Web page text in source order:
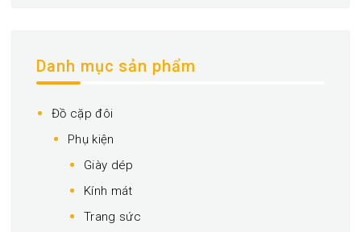
Danh mục sản phẩm
Đồ cặp đôi
Phụ kiện
Giày dép
Kính mát
Trang sức